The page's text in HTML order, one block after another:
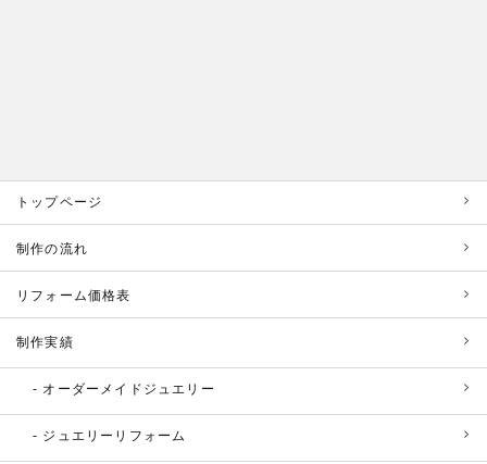
トップページ
制作の流れ
リフォーム価格表
制作実績
オーダーメイドジュエリー
ジュエリーリフォーム